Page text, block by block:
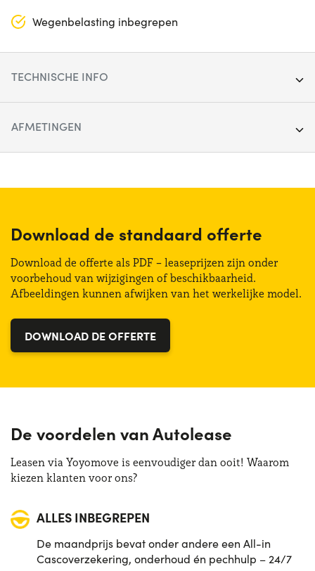
Wegenbelasting inbegrepen
TECHNISCHE INFO
Aandrijving:Voorkant
Zitplaatsen: 5
AFMETINGEN
Hoogte: 148 cm
Bagagliaio (max):1010 lt
Bagagliaio (min):255 lt
Download de standaard offerte
Download de offerte als PDF – leaseprijzen zijn onder
voorbehoud van wijzigingen of beschikbaarheid.
Afbeeldingen kunnen afwijken van het werkelijke model.
DOWNLOAD DE OFFERTE
De voordelen van Autolease
Leasen via Yoyomove is eenvoudiger dan ooit! Waarom
kiezen klanten voor ons?
ALLES INBEGREPEN
De maandprijs bevat onder andere een All-in
Cascoverzekering, onderhoud én pechhulp – 24/7